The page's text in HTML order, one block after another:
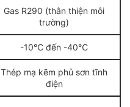
Gas R290 (thân thiện môi
trường)
-10℃ đến -40℃
Thép mạ kẽm phủ sơn tĩnh
điện